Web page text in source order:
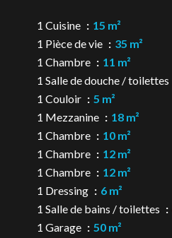
1 Cuisine
15 m²
1 Pièce de vie
35 m²
1 Chambre
11 m²
1 Salle de douche / toilettes
1 Couloir
5 m²
1 Mezzanine
18 m²
1 Chambre
10 m²
1 Chambre
12 m²
1 Chambre
12 m²
1 Dressing
6 m²
1 Salle de bains / toilettes
1 Garage
50 m²